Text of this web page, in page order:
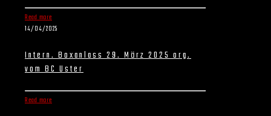
Read more
14/04/2025
Intern. Boxanlass 29. März 2025 org.
vom BC Uster
Read more